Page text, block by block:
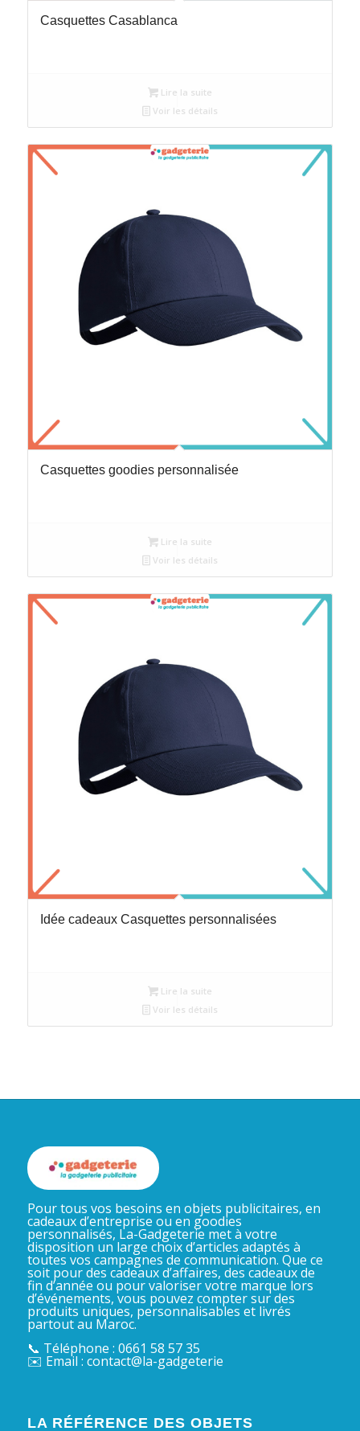
Casquettes Casablanca
Lire la suite
Voir les détails
Casquettes goodies personnalisée
Lire la suite
Voir les détails
Idée cadeaux Casquettes personnalisées
Lire la suite
Voir les détails
Pour tous vos besoins en objets publicitaires, en
cadeaux d’entreprise ou en goodies
personnalisés, La-Gadgeterie met à votre
disposition un large choix d’articles adaptés à
toutes vos campagnes de communication. Que ce
soit pour des cadeaux d’affaires, des cadeaux de
fin d’année ou pour valoriser votre marque lors
d’événements, vous pouvez compter sur des
produits uniques, personnalisables et livrés
partout au Maroc.
📞 Téléphone : 0661 58 57 35
✉️ Email : contact@la-gadgeterie
LA RÉFÉRENCE DES OBJETS